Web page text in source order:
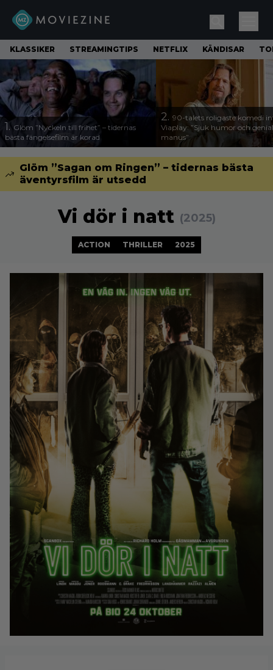
KLASSIKER STREAMINGTIPS NETFLIX KÄNDISAR
1. Glöm ”Nyckeln till frihet” – tidernas
bästa fängelsefilm är korad
2. 90-talets roligaste komedi
Viaplay: ”Sjuk humor och
manus”
Glöm ”Sagan om Ringen” – tidernas bästa
äventyrsfilm är utsedd
Vi dör i natt (2025)
ACTION THRILLER 2025